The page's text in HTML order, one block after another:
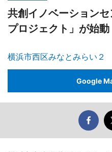
共創イノベーション
プロジェクト」が始動
横浜市西区みなとみらい２
Google